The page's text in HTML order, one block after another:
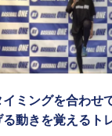
イミングを合わせ
る動きを覚えるト